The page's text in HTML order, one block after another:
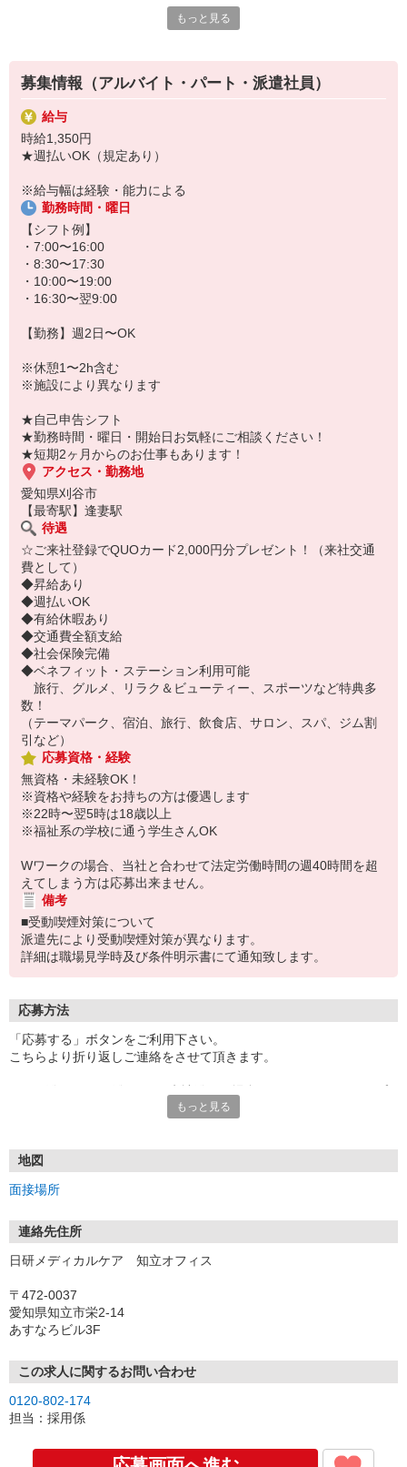
⇒結果として、患者さんへのより手厚いケアを実現できるんで
「誰かの役に立ちたい」「人の笑顔を見るのが好き」
そんな方はぜひ！あなたの仲間入りをお待ちしています。
・医療器具の洗浄や消毒
・シーツ交換やベッドメイキング
・伝票や診療材料等の補充、整理
・診療補助
・メッセンジャー業務
など
★無資格・未経験OK！未経験から医療業界デビューできちゃいます
★病院、クリニック内は冷暖房完備！いつでも快適にお仕事できま
すよ！
あなたのスキルに合わせて少しずつお仕事をお願いしていきます。
若手からミドル、中高年（エルダー）、シニア世代まで幅広く活躍
「近くの病院で働きたい」
「大手病院で働きたい」
「すぐに働けるところはないかな…」
そんな方もぜひ！お気軽にご連絡ください♪
もっと見る
募集情報（アルバイト・パート・派遣社員）
給与
時給1,350円
★週払いOK（規定あり）
※給与幅は経験・能力による
勤務時間・曜日
【シフト例】
・7:00〜16:00
・8:30〜17:30
・10:00〜19:00
・16:30〜翌9:00
【勤務】週2日〜OK
※休憩1〜2h含む
※施設により異なります
★自己申告シフト
★勤務時間・曜日・開始日お気軽にご相談ください！
★短期2ヶ月からのお仕事もあります！
アクセス・勤務地
愛知県刈谷市
【最寄駅】逢妻駅
待遇
☆ご来社登録でQUOカード2,000円分プレゼント！（来社交通
費として）
◆昇給あり
◆週払いOK
◆有給休暇あり
◆交通費全額支給
◆社会保険完備
◆ベネフィット・ステーション利用可能
旅行、グルメ、リラク＆ビューティー、スポーツなど特典多
数！
（テーマパーク、宿泊、旅行、飲食店、サロン、スパ、ジム割
引など）
応募資格・経験
無資格・未経験OK！
※資格や経験をお持ちの方は優遇します
※22時〜翌5時は18歳以上
※福祉系の学校に通う学生さんOK
Wワークの場合、当社と合わせて法定労働時間の週40時間を超
えてしまう方は応募出来ません。
備考
■受動喫煙対策について
派遣先により受動喫煙対策が異なります。
詳細は職場見学時及び条件明示書にて通知致します。
応募方法
「応募する」ボタンをご利用下さい。
こちらより折り返しご連絡をさせて頂きます。
もっと見る
地図
面接場所
連絡先住所
日研メディカルケア 知立オフィス
〒472-0037
愛知県知立市栄2-14
あすなろビル3F
この求人に関するお問い合わせ
0120-802-174
担当：採用係